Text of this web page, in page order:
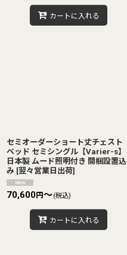
カートに入れる
セミオーダーショート丈チェスト
ベッド セミシングル【Varier-s】
日本製 ムード照明付き 開梱設置込
み [翌々営業日出荷]
70,600円～(税込)
カートに入れる